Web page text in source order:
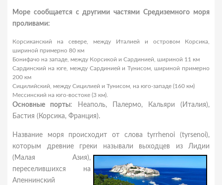
Море сообщается с другими частями Средиземного моря
проливами:
Корсиканский на севере, между Италией и островом Корсика,
шириной примерно 80 км
Бонифачо на западе, между Корсикой и Сардинией, шириной 11 км
Сардинский на юге, между Сардинией и Тунисом, шириной примерно
200 км
Сицилийский, между Сицилией и Тунисом, на юго-западе (160 км)
Мессинский на юго-востоке (3 км).
Основные порты: Неаполь, Палермо, Кальяри (Италия),
Бастия (Корсика, Франция).
Название моря происходит от слова tyrrhenoi (tyrsenoi),
которым древние греки называли выходцев из Лидии
(Малая Азия),
переселившихся на
Апеннинский